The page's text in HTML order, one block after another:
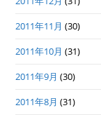
2011年11月 (30)
2011年10月 (31)
2011年9月 (30)
2011年8月 (31)